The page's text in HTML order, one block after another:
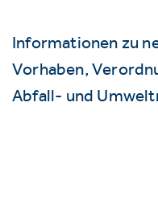
Informationen zu
Vorhaben,
Abfall- und